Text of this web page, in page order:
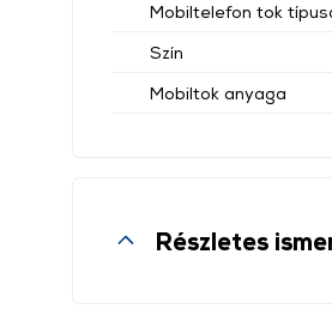
Mobiltelefon tok
Szín
Mobiltok anyaga
Részletes